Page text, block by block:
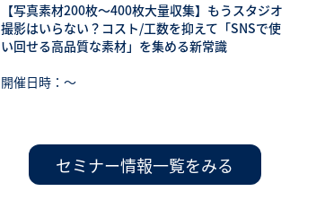
【写真素材200枚～400枚大量収集】もうスタジオ
撮影はいらない？コスト/工数を抑えて「SNSで使
い回せる高品質な素材」を集める新常識
開催日時：〜
セミナー情報一覧をみる